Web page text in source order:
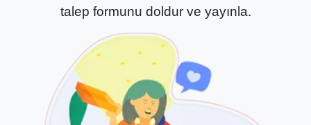
talep formunu doldur ve yayınla.